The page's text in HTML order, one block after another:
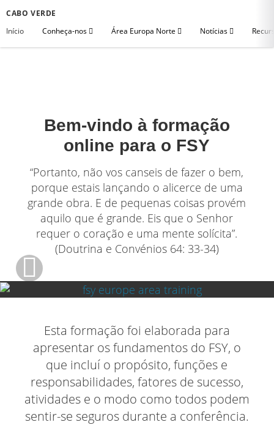
CABO VERDE
Início
Conheça-nos Área Europa Norte Notícias
Bem-vindo à formação
online para o FSY
“Portanto, não vos canseis de fazer o bem,
porque estais lançando o alicerce de uma
grande obra. E de pequenas coisas provém
aquilo que é grande. Eis que o Senhor
requer o coração e uma mente solícita”.
(Doutrina e Convénios 64: 33-34)
Esta formação foi elaborada para
apresentar os fundamentos do FSY, o
que incluí o propósito, funções e
responsabilidades, fatores de sucesso,
atividades e o modo como todos podem
sentir-se seguros durante a conferência.